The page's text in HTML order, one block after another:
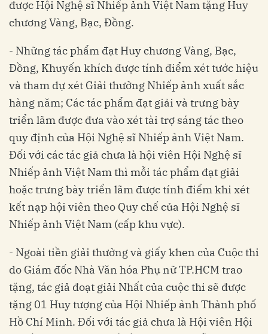
được Hội Nghệ sĩ Nhiếp ảnh Việt Nam tặng Huy
chương Vàng, Bạc, Đồng.
- Những tác phẩm đạt Huy chương Vàng, Bạc,
Đồng, Khuyến khích được tính điểm xét tước hiệu
và tham dự xét Giải thưởng Nhiếp ảnh xuất sắc
hàng năm; Các tác phẩm đạt giải và trưng bày
triển lãm được đưa vào xét tài trợ sáng tác theo
quy định của Hội Nghệ sĩ Nhiếp ảnh Việt Nam.
Đối với các tác giả chưa là hội viên Hội Nghệ sĩ
Nhiếp ảnh Việt Nam thì mỗi tác phẩm đạt giải
hoặc trưng bày triển lãm được tính điểm khi xét
kết nạp hội viên theo Quy chế của Hội Nghệ sĩ
Nhiếp ảnh Việt Nam (cấp khu vực).
- Ngoài tiền giải thưởng và giấy khen của Cuộc thi
do Giám đốc Nhà Văn hóa Phụ nữ TP.HCM trao
tặng, tác giả đoạt giải Nhất của cuộc thi sẽ được
tặng 01 Huy tượng của Hội Nhiếp ảnh Thành phố
Hồ Chí Minh. Đối với tác giả chưa là Hội viên Hội